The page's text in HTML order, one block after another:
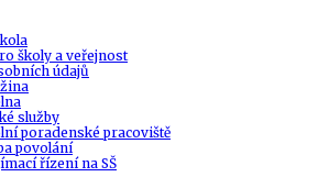
školy a veřejnost
údajů
služby
poradenské pracoviště
povolání
řízení na SŠ